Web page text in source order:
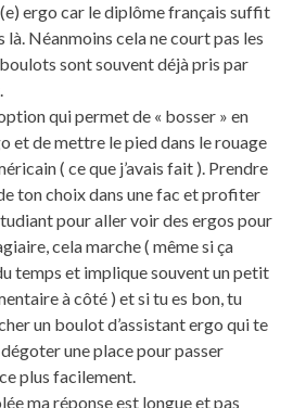
ergo car le diplôme français suffit
là. Néanmoins cela ne court pas les
sont souvent déjà pris par
qui permet de « bosser » en
et de mettre le pied dans le rouage
( ce que j’avais fait ). Prendre
ton choix dans une fac et profiter
pour aller voir des ergos pour
cela marche ( même si ça
temps et implique souvent un petit
à côté ) et si tu es bon, tu
un boulot d’assistant ergo qui te
une place pour passer
plus facilement.
ma réponse est longue et pas